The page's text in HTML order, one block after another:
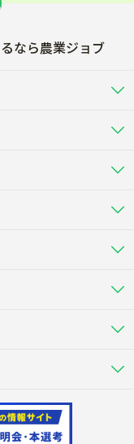
なら農業ジョブ
・アルバイト・パート
産
の畜産業（羊、ウズラな
ハウスで多様な野菜の生産
れた工場で野菜の生産管
社
殖
採捕・養殖、または水産加
（獣医師･人工授精師･
100日以上